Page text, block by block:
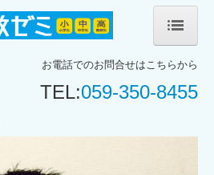
お電話でのお問合せはこちらから
TEL:059-350-8455